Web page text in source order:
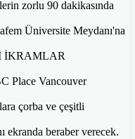
zorlu 90 dakikasında
Üniversite Meydanı'na
İKRAMLAR
Place Vancouver
çorba ve çeşitli
ekranda beraber verecek.